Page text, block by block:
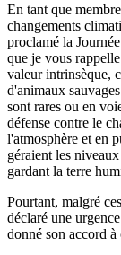
En tant que
changements
proclamé la
que je vous
valeur intrinsèque,
d'animaux
sont rares ou en
défense contre le
l'atmosphère et en
géraient les
gardant la terre
Pourtant, malgré
déclaré une
donné son accord à